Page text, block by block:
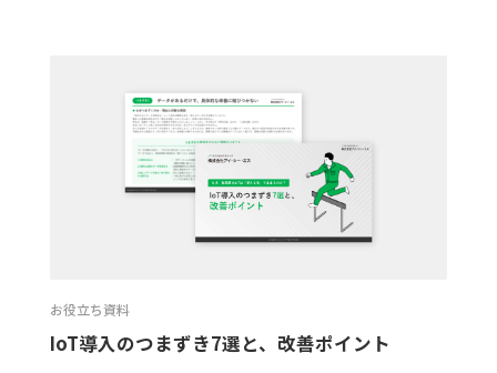
お役立ち資料
IoT導入のつまずき7選と、改善ポイント